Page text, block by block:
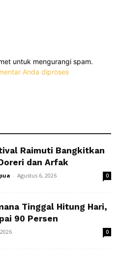
untuk mengurangi spam.
Anda diproses
Raimuti Bangkitkan
dan Arfak
- Agustus 6, 2026 0
Tinggal Hitung Hari,
90 Persen
0